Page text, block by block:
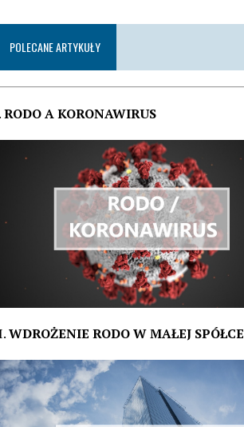
POLECANE ARTYKUŁY
RODO A KORONAWIRUS
WDROŻENIE RODO W MAŁEJ SPÓŁCE